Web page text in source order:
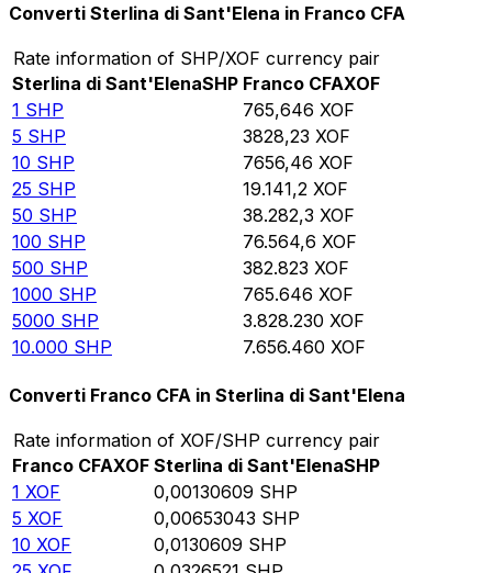
Converti Sterlina di Sant'Elena in Franco CFA
Rate information of SHP/XOF currency pair
Sterlina di Sant'ElenaSHP Franco CFAXOF
1 SHP 765,646 XOF
5 SHP 3828,23 XOF
10 SHP 7656,46 XOF
25 SHP 19.141,2 XOF
50 SHP 38.282,3 XOF
100 SHP 76.564,6 XOF
500 SHP 382.823 XOF
1000 SHP 765.646 XOF
5000 SHP 3.828.230 XOF
10.000 SHP 7.656.460 XOF
Converti Franco CFA in Sterlina di Sant'Elena
Rate information of XOF/SHP currency pair
Franco CFAXOF Sterlina di Sant'ElenaSHP
1 XOF 0,00130609 SHP
5 XOF 0,00653043 SHP
10 XOF 0,0130609 SHP